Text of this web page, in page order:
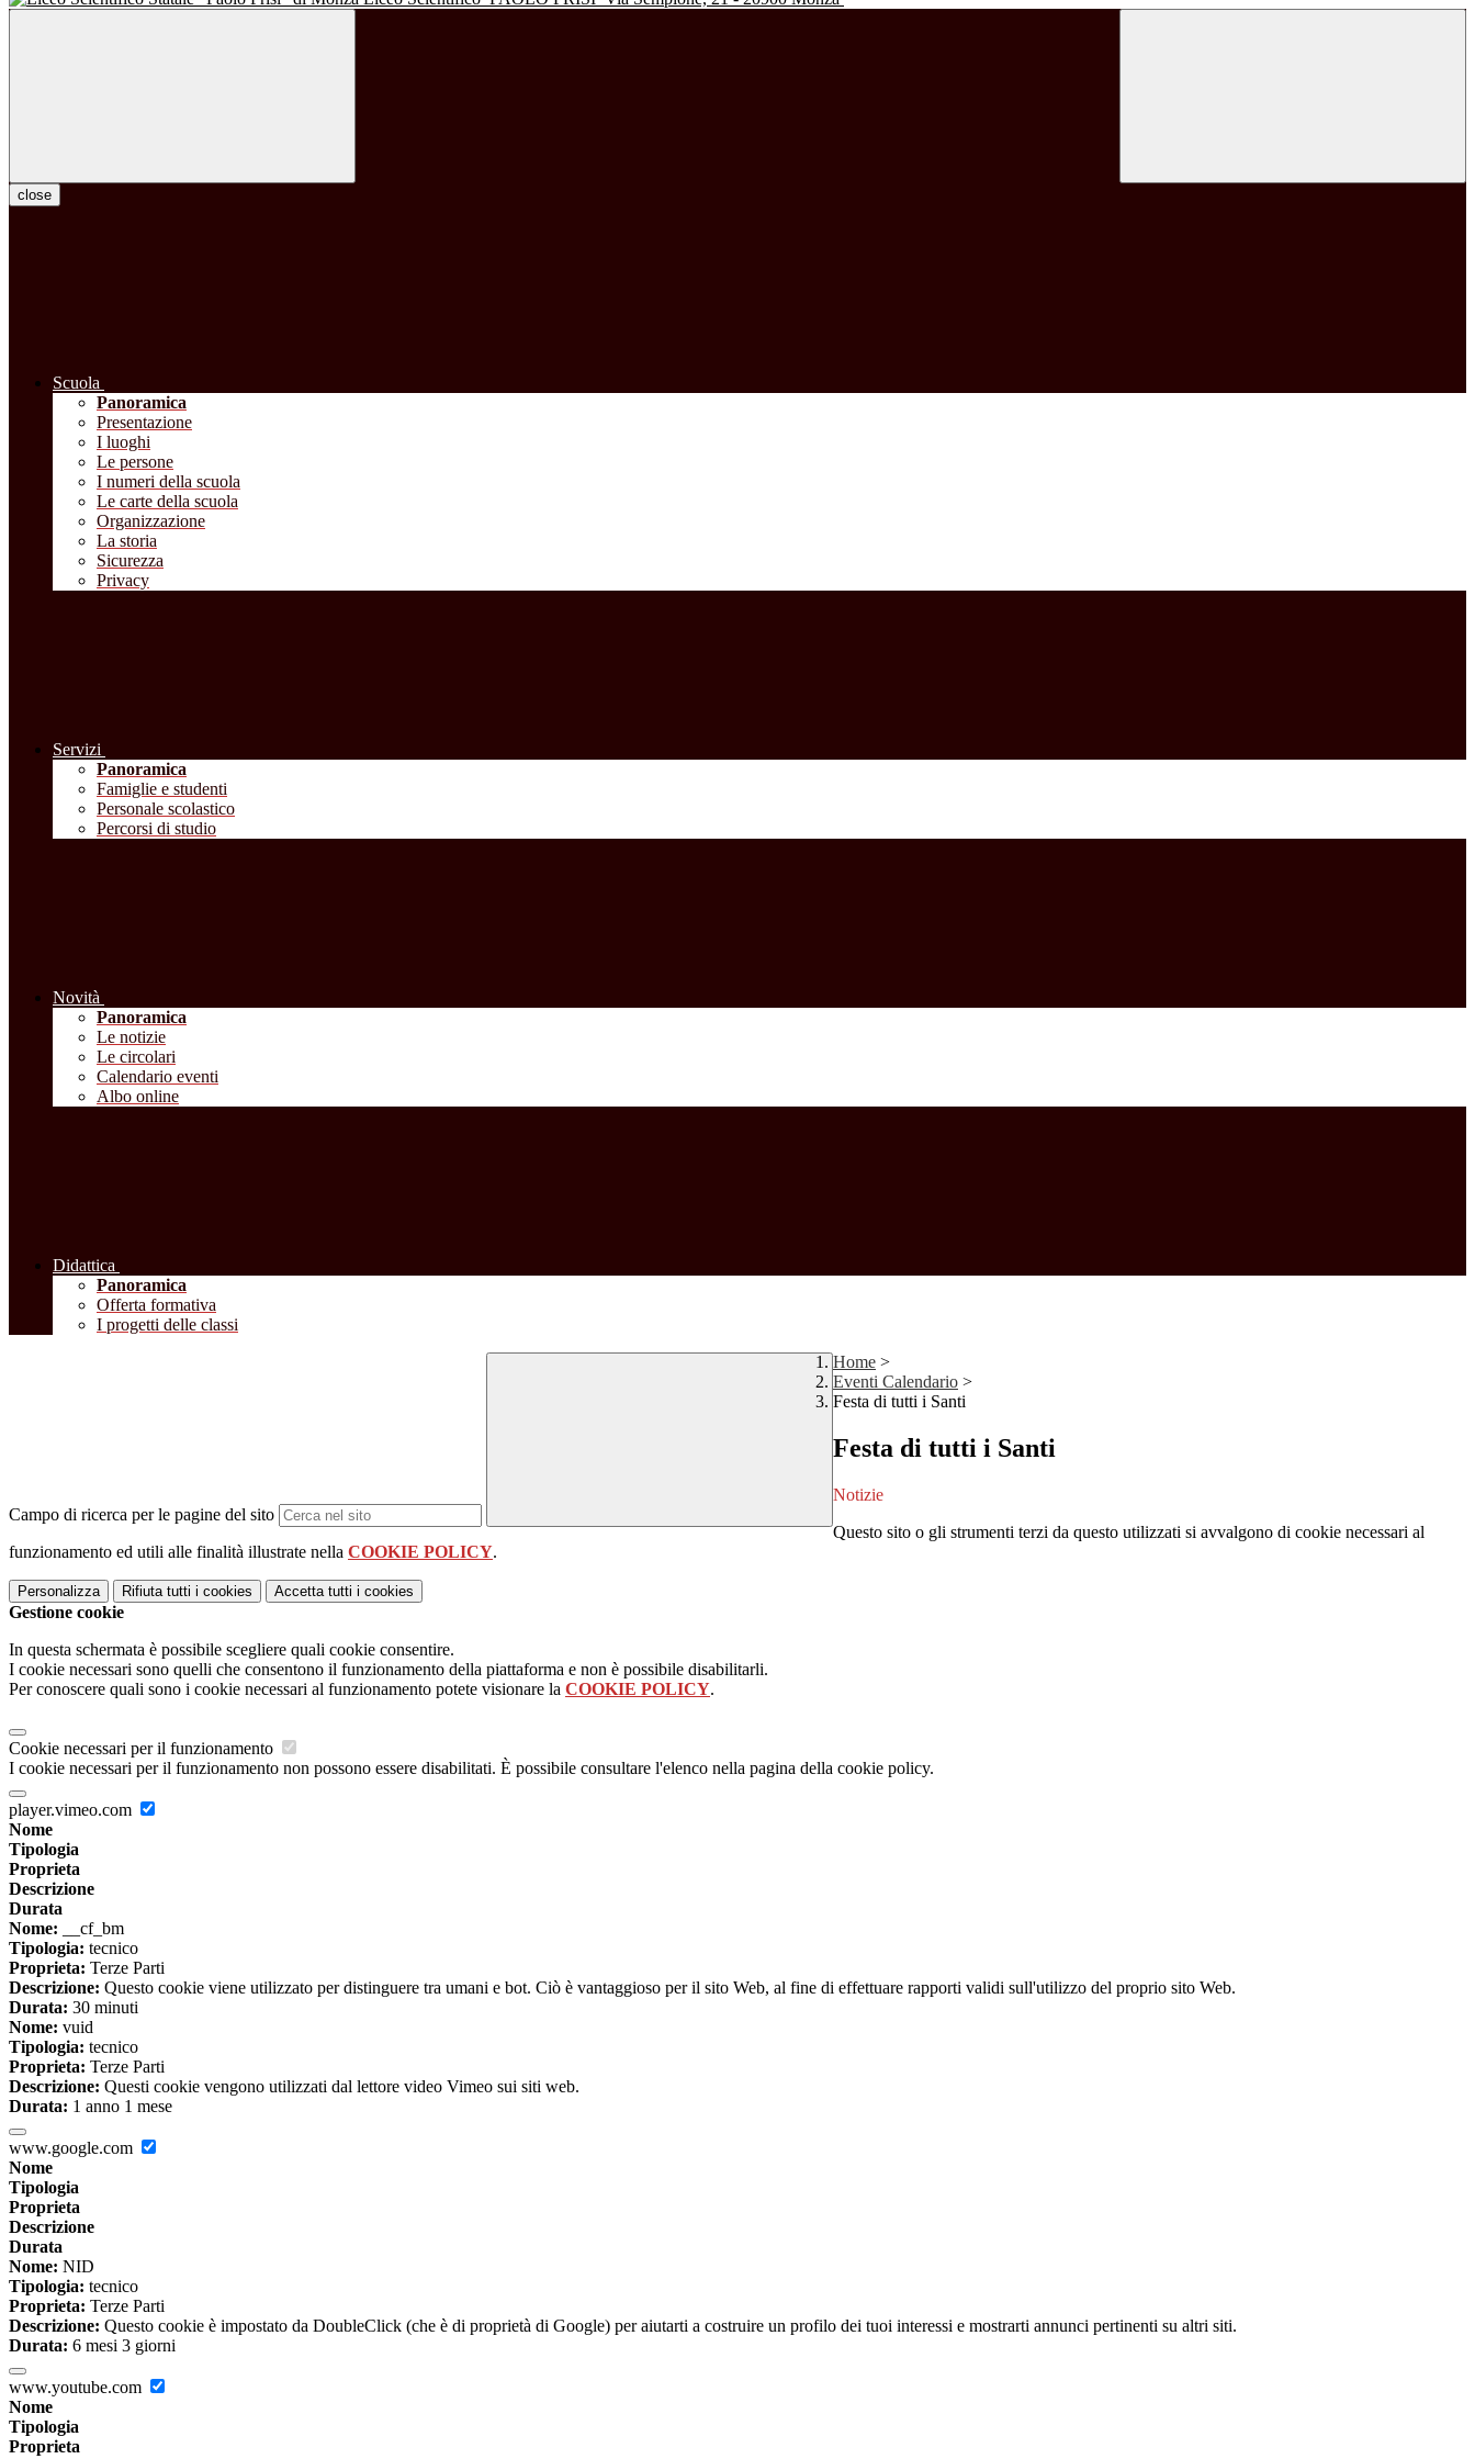
close
Scuola
Panoramica
Presentazione
I luoghi
Le persone
I numeri della scuola
Le carte della scuola
Organizzazione
La storia
Sicurezza
Privacy
Servizi
Panoramica
Famiglie e studenti
Personale scolastico
Percorsi di studio
Novità
Panoramica
Le notizie
Le circolari
Calendario eventi
Albo online
Didattica
Panoramica
Offerta formativa
I progetti delle classi
Campo di ricerca per le pagine del sito
Home >
Eventi Calendario >
Festa di tutti i Santi
Festa di tutti i Santi
Notizie
Questo sito o gli strumenti terzi da questo utilizzati si avvalgono di cookie necessari al
funzionamento ed utili alle finalità illustrate nella COOKIE POLICY.
Personalizza Rifiuta tutti i cookies Accetta tutti i cookies
Gestione cookie
In questa schermata è possibile scegliere quali cookie consentire.
I cookie necessari sono quelli che consentono il funzionamento della piattaforma e non è possibile disabilitarli.
Per conoscere quali sono i cookie necessari al funzionamento potete visionare la COOKIE POLICY.
Cookie necessari per il funzionamento
I cookie necessari per il funzionamento non possono essere disabilitati. È possibile consultare l'elenco nella pagina della cookie policy.
player.vimeo.com
Nome
Tipologia
Proprieta
Descrizione
Durata
Nome: __cf_bm
Tipologia: tecnico
Proprieta: Terze Parti
Descrizione: Questo cookie viene utilizzato per distinguere tra umani e bot. Ciò è vantaggioso per il sito Web, al fine di effettuare rapporti validi sull'utilizzo del proprio sito Web.
Durata: 30 minuti
Nome: vuid
Tipologia: tecnico
Proprieta: Terze Parti
Descrizione: Questi cookie vengono utilizzati dal lettore video Vimeo sui siti web.
Durata: 1 anno 1 mese
www.google.com
Nome
Tipologia
Proprieta
Descrizione
Durata
Nome: NID
Tipologia: tecnico
Proprieta: Terze Parti
Descrizione: Questo cookie è impostato da DoubleClick (che è di proprietà di Google) per aiutarti a costruire un profilo dei tuoi interessi e mostrarti annunci pertinenti su altri siti.
Durata: 6 mesi 3 giorni
www.youtube.com
Nome
Tipologia
Proprieta